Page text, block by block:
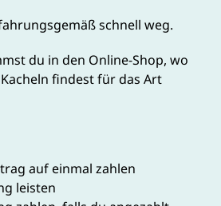
schnell weg.
du in den Online-Shop, wo
findest für das Art
auf einmal zahlen
leisten